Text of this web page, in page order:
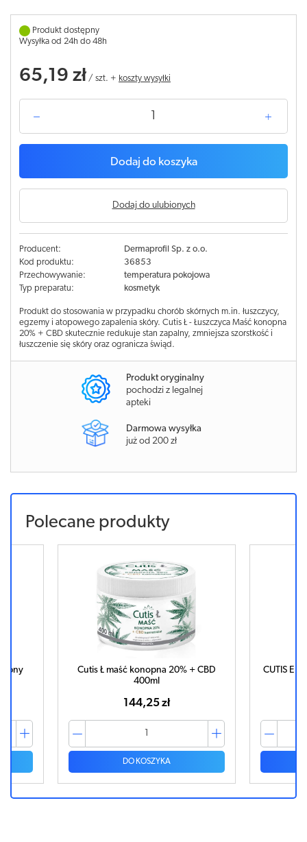
Produkt dostępny
Wysyłka od 24h do 48h
65,19 zł / szt. + koszty wysyłki
Dodaj do koszyka
Dodaj do ulubionych
Producent:
Dermaprofil Sp. z o.o.
Kod produktu:
36853
Przechowywanie:
temperatura pokojowa
Typ preparatu:
kosmetyk
Produkt do stosowania w przypadku chorób skórnych m.in. łuszczycy,
egzemy i atopowego zapalenia skóry. Cutis Ł - Łuszczyca Maść konopna
20% + CBD skutecznie redukuje stan zapalny, zmniejsza szorstkość i
łuszczenie się skóry oraz ogranicza świąd.
Produkt oryginalny
pochodzi z legalnej
apteki
Darmowa wysyłka
już od 200 zł
Polecane produkty
Cutis Ł maść konopna 20% + CBD
400ml
144,25 zł
DO KOSZYKA
CUTIS E -